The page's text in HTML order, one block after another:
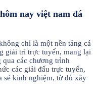
nay việt nam đá
chỉ là một nền tảng cá
giải trí trực tuyến, mang lại
các chương trình
các giải đấu trực tuyến,
sẻ kinh nghiệm, từ đó xây